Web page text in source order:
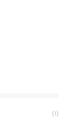
(1)